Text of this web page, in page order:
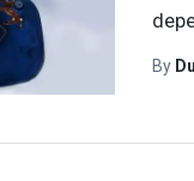
By